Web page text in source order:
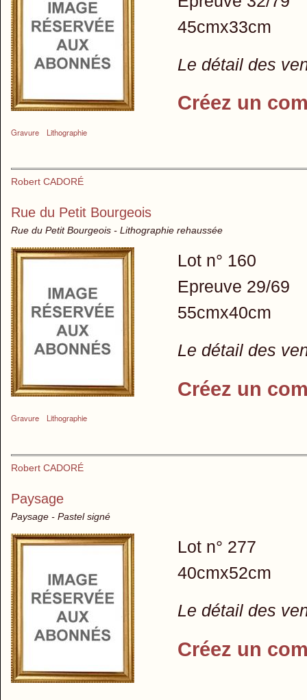
Gravure Lithographie
45cmx33cm
Le détail des
Créez un
Robert CADORÉ
Rue du Petit Bourgeois
Rue du Petit Bourgeois - Lithographie rehaussée
Gravure Lithographie
Lot n° 160
Epreuve 29/69
55cmx40cm
Le détail des
Créez un
Robert CADORÉ
Paysage
Paysage - Pastel signé
Lot n° 277
40cmx52cm
Le détail des
Créez un